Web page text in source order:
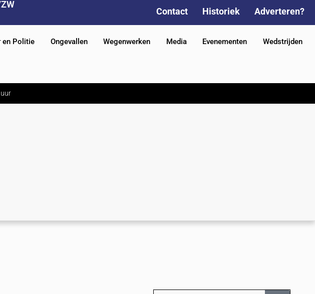
Contact Historiek Adverteren?
en Politie Ongevallen Wegenwerken Media Evenementen Wedstrijden